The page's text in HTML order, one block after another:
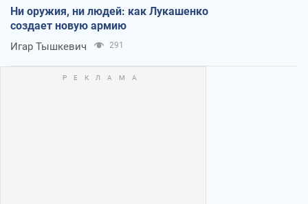
Ни оружия, ни людей: как Лукашенко
создает новую армию
Игар Тышкевич 291